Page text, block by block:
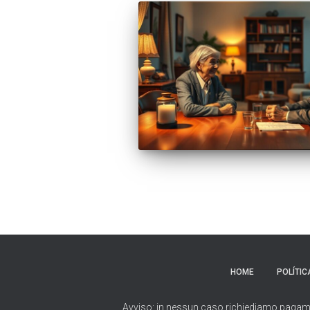
HOME
Avviso: in nessun caso richiediamo